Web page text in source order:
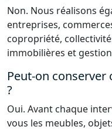
Non. Nous réalisons
entreprises,
copropriété,
immobilières et
Peut-on
?
Oui. Avant chaque
vous les meubles,